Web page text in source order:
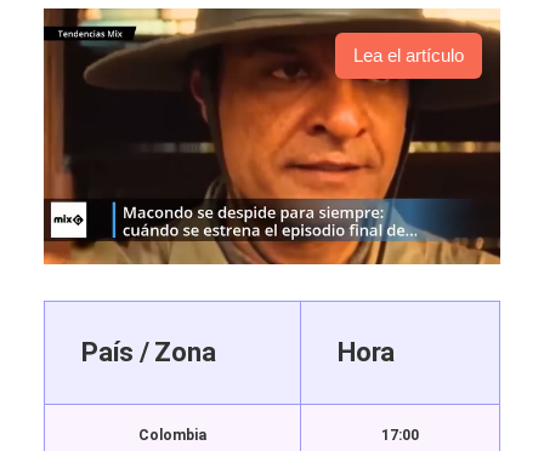
Lea el artículo
País / Zona Hora
Colombia 17:00